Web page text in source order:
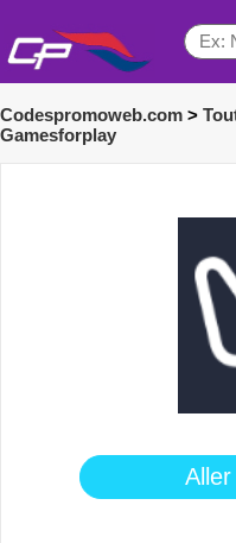
Codespromoweb.com >
Gamesforplay